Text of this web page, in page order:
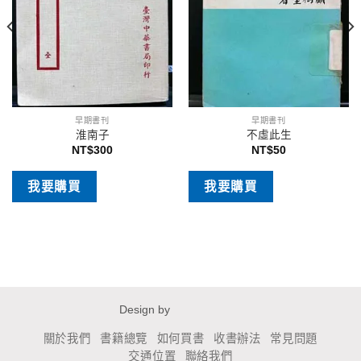
早期書刊
淮南子
NT$300
我要購買
早期書刊
不虛此生
NT$50
我要購買
Design by
關於我們 書籍總覽 如何買書 收書辦法
常見問題
交通位置
聯絡我們